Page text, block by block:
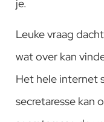
je.
Leuke vraag
wat over kan
Het hele internet
secretaresse kan